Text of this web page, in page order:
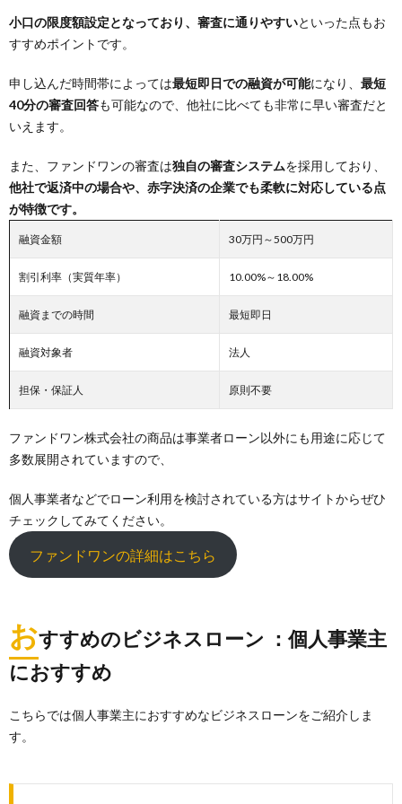
小口の限度額設定となっており、審査に通りやすいといった点もお
すすめポイントです。
申し込んだ時間帯によっては最短即日での融資が可能になり、 最短
40分の審査回答も可能なので、他社に比べても非常に早い審査だと
いえます。
また、ファンドワンの審査は独自の審査システムを採用しており、
他社で返済中の場合や、赤字決済の企業でも柔軟に対応している点
が特徴です。
融資金額 30万円～500万円
割引利率（実質年率） 10.00%～18.00%
融資までの時間 最短即日
融資対象者 法人
担保・保証人 原則不要
ファンドワン株式会社の商品は事業者ローン以外にも用途に応じて
多数展開されていますので、
個人事業者などでローン利用を検討されている方はサイトからぜひ
チェックしてみてください。
ファンドワンの詳細はこちら
おすすめのビジネスローン ：個人事業主
におすすめ
こちらでは個人事業主におすすめなビジネスローンをご紹介しま
す。